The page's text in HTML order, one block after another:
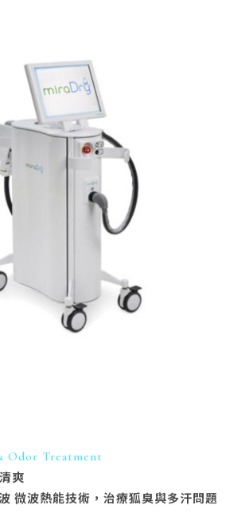
Odor Treatment
爽
微波熱能技術，治療狐臭與多汗問題